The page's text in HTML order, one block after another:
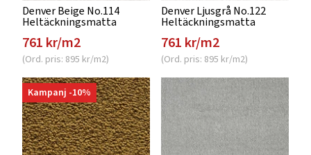
Denver Beige No.114
Heltäckningsmatta
761 kr/m2
(Ord. pris: 895 kr/m2)
Denver Ljusgrå No.122
Heltäckningsmatta
761 kr/m2
(Ord. pris: 895 kr/m2)
Kampanj -10%